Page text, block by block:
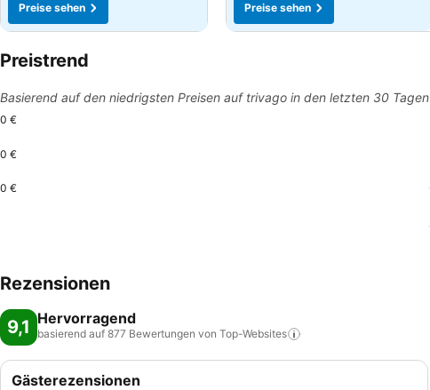
Preise sehen
Preise sehen
Preistrend
Basierend auf den niedrigsten Preisen auf trivago in den letzten 30 Tagen
0 €
0 €
0 €
Rezensionen
9,1 Hervorragend
basierend auf 877 Bewertungen von Top-Websites
Gästerezensionen